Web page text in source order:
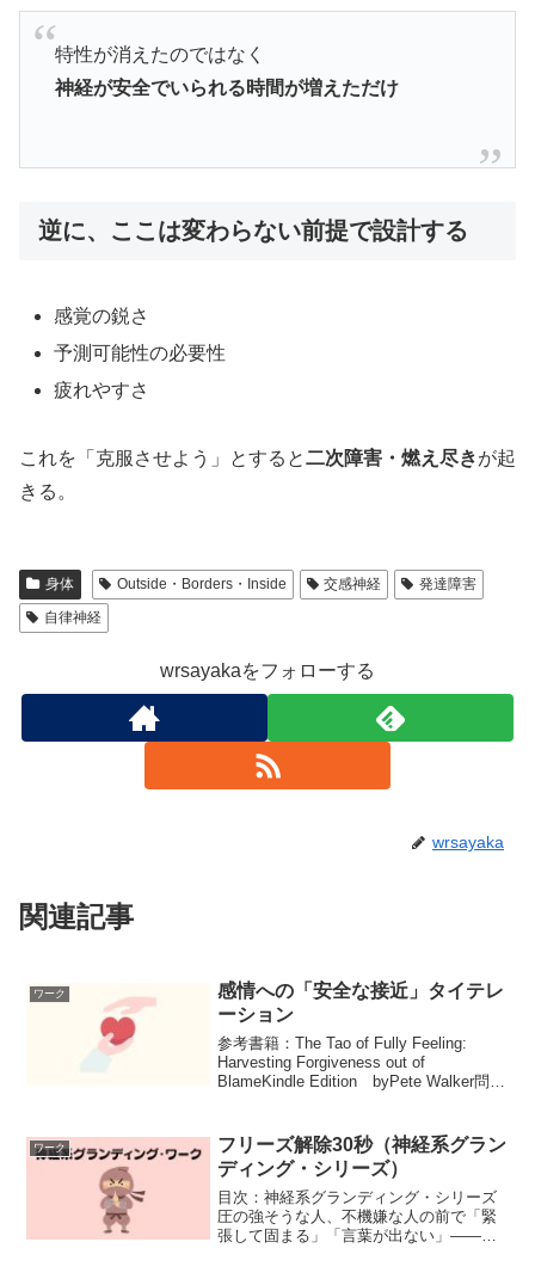
特性が消えたのではなく
神経が安全でいられる時間が増えただけ
逆に、ここは変わらない前提で設計する
感覚の鋭さ
予測可能性の必要性
疲れやすさ
これを「克服させよう」とすると二次障害・燃え尽きが起
きる。
身体 Outside・Borders・Inside 交感神経
発達障害
自律神経
wrsayakaをフォローする
wrsayaka
関連記事
ワーク
感情への「安全な接近」タイテレ
ーション
参考書籍：The Tao of Fully Feeling:
Harvesting Forgiveness out of
BlameKindle Edition byPete Walker問題
ワーク
フリーズ解除30秒（神経系グラン
ディング・シリーズ）
目次：神経系グランディング・シリーズ
圧の強そうな人、不機嫌な人の前で「緊
張して固まる」「言葉が出ない」——そ